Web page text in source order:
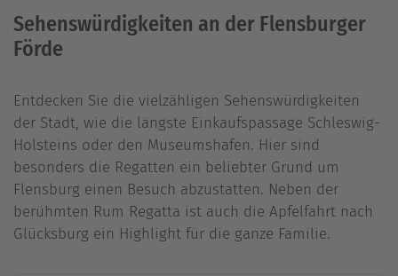
Sehenswürdigkeiten an der Flensburger
Förde
Entdecken Sie die vielzähligen Sehenswürdigkeiten
der Stadt, wie die längste Einkaufspassage Schleswig-
Holsteins oder den Museumshafen. Hier sind
besonders die Regatten ein beliebter Grund um
Flensburg einen Besuch abzustatten. Neben der
berühmten Rum Regatta ist auch die Apfelfahrt nach
Glücksburg ein Highlight für die ganze Familie.